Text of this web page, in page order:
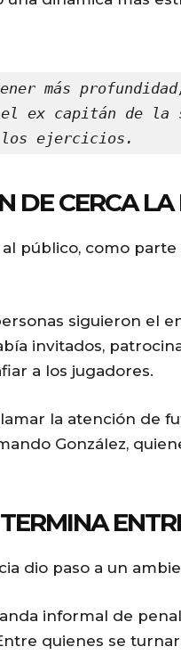
más
ex capitán de la
los ejercicios.
DE CERCA
público, como
siguieron el
invitados,
a los jugadores.
la atención de
González,
dio paso a un
informal de
quienes se